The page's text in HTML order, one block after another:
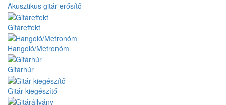
Akusztikus gitár erősítő
Gitáreffekt
Hangoló/Metronóm
Gitárhúr
Gitár kiegészítő